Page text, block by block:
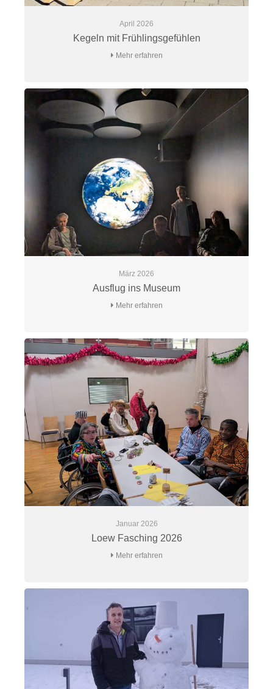
April 2026
Kegeln mit Frühlingsgefühlen
Mehr erfahren
März 2026
Ausflug ins Museum
Mehr erfahren
Januar 2026
Loew Fasching 2026
Mehr erfahren